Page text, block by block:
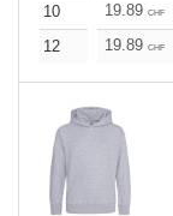
10
19.89 CHF
12
19.89 CHF